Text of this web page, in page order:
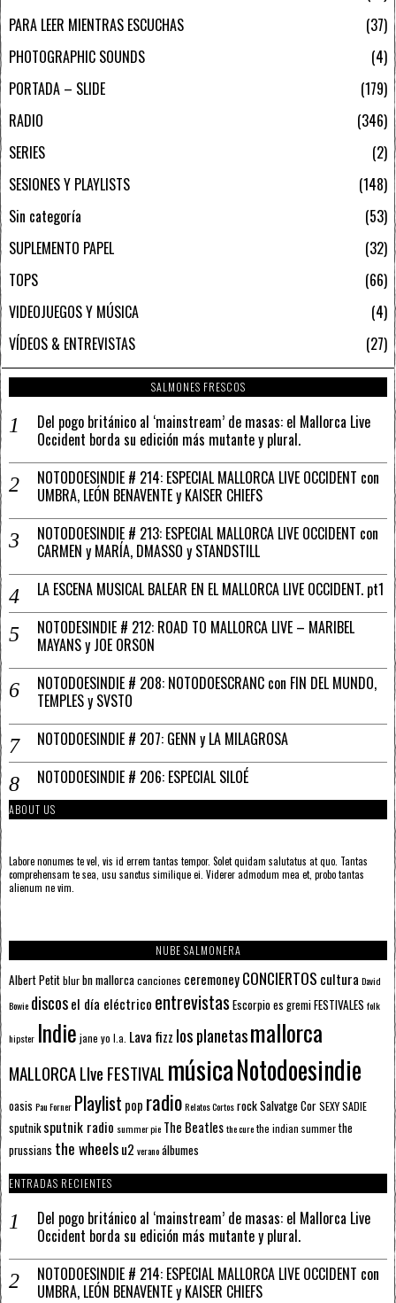
PARA LEER MIENTRAS ESCUCHAS
37
PHOTOGRAPHIC SOUNDS
4
PORTADA – SLIDE
179
RADIO
346
SERIES
2
SESIONES Y PLAYLISTS
148
Sin categoría
53
SUPLEMENTO PAPEL
32
TOPS
66
VIDEOJUEGOS Y MÚSICA
4
VÍDEOS & ENTREVISTAS
27
SALMONES FRESCOS
Del pogo británico al ‘mainstream’ de masas: el Mallorca Live
Occident borda su edición más mutante y plural.
NOTODOESINDIE # 214: ESPECIAL MALLORCA LIVE OCCIDENT con
UMBRA, LEÓN BENAVENTE y KAISER CHIEFS
NOTODOESINDIE # 213: ESPECIAL MALLORCA LIVE OCCIDENT con
CARMEN y MARÍA, DMASSO y STANDSTILL
LA ESCENA MUSICAL BALEAR EN EL MALLORCA LIVE OCCIDENT. pt1
NOTODESINDIE # 212: ROAD TO MALLORCA LIVE – MARIBEL
MAYANS y JOE ORSON
NOTODOESINDIE # 208: NOTODOESCRANC con FIN DEL MUNDO,
TEMPLES y SVSTO
NOTODOESINDIE # 207: GENN y LA MILAGROSA
NOTODOESINDIE # 206: ESPECIAL SILOÉ
ABOUT US
Labore nonumes te vel, vis id errem tantas tempor. Solet quidam salutatus at quo. Tantas
comprehensam te sea, usu sanctus similique ei. Viderer admodum mea et, probo tantas
alienum ne vim.
NUBE SALMONERA
Albert Petitblurbn mallorcacanciones ceremoneyCONCIERTOS cultura David
Bowie discosel día eléctrico entrevistas Escorpioes gremiFESTIVALES folk
hipster Indie jane yo l.a. Lava fizz los planetasmallorca
MALLORCA LIve FESTIVAL músicaNotodoesindie
oasis Pau Forner Playlist pop radioRelatos CortosrockSalvatge CorSEXY SADIE
sputnik sputnik radio summer pie The Beatlesthe curethe indian summerthe
prussians the wheelsu2 veranoálbumes
ENTRADAS RECIENTES
Del pogo británico al ‘mainstream’ de masas: el Mallorca Live
Occident borda su edición más mutante y plural.
NOTODOESINDIE # 214: ESPECIAL MALLORCA LIVE OCCIDENT con
UMBRA, LEÓN BENAVENTE y KAISER CHIEFS